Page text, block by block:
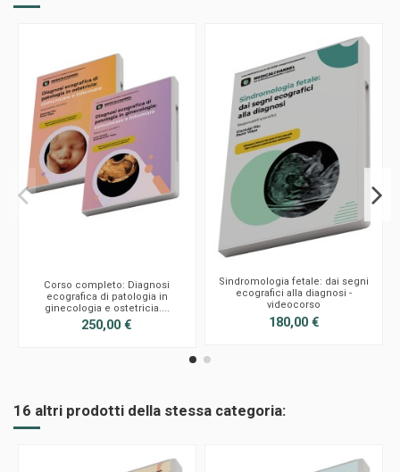
Corso completo: Diagnosi
ecografica di patologia in
ginecologia e ostetricia....
250,00 €
Sindromologia fetale: dai segni
ecografici alla diagnosi -
videocorso
180,00 €
16 altri prodotti della stessa categoria: